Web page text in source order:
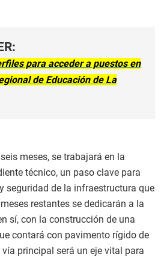
para acceder a puestos en
de Educación de La
meses, se trabajará en la
técnico, un paso clave para
seguridad de la infraestructura que
restantes se dedicarán a la
sí, con la construcción de una
contará con pavimento rígido de
principal será un eje vital para